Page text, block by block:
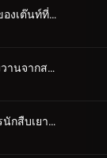
ตอนที่ 965 ความลับของเต๊นท์ที่ถูกเผาไหม้ (ตอนจบ)
ตอนที่ 966 คำขอจ้างวานจากสารวัตรเมงุเระ
ตอนที่ 967 ขบวนการนักสืบเยาวชนเป็นแบบวาดรูป